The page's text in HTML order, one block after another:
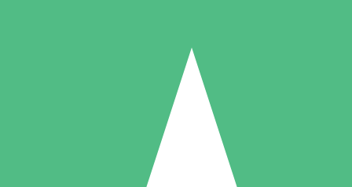
Packs de Crédits Individuels
à l'utilisation avec des crédits de téléchargement. Sans engagement
5 Téléchargements
US$